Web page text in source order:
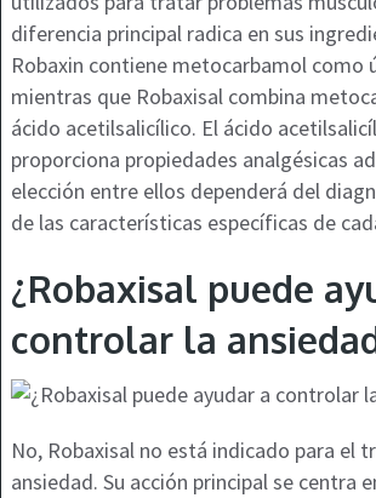
diferencia principal radica en sus
Robaxin contiene metocarbamol como
mientras que Robaxisal combina
ácido acetilsalicílico. El ácido
proporciona propiedades analgésicas
elección entre ellos dependerá del
de las características específicas de
¿Robaxisal puede
controlar la
No, Robaxisal no está indicado para el
ansiedad. Su acción principal se centra